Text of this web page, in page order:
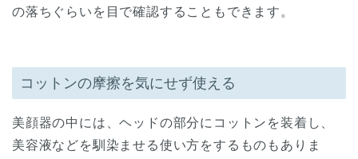
の落ちぐらいを目で確認することもできます。
コットンの摩擦を気にせず使える
美顔器の中には、ヘッドの部分にコットンを装着し、
美容液などを馴染ませる使い方をするものもありま